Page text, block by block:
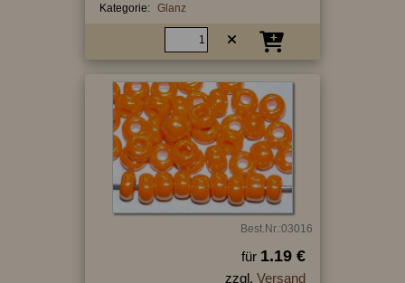
Kategorie: Glanz
Best.Nr.:03016
für 1.19 €
zzgl. Versand